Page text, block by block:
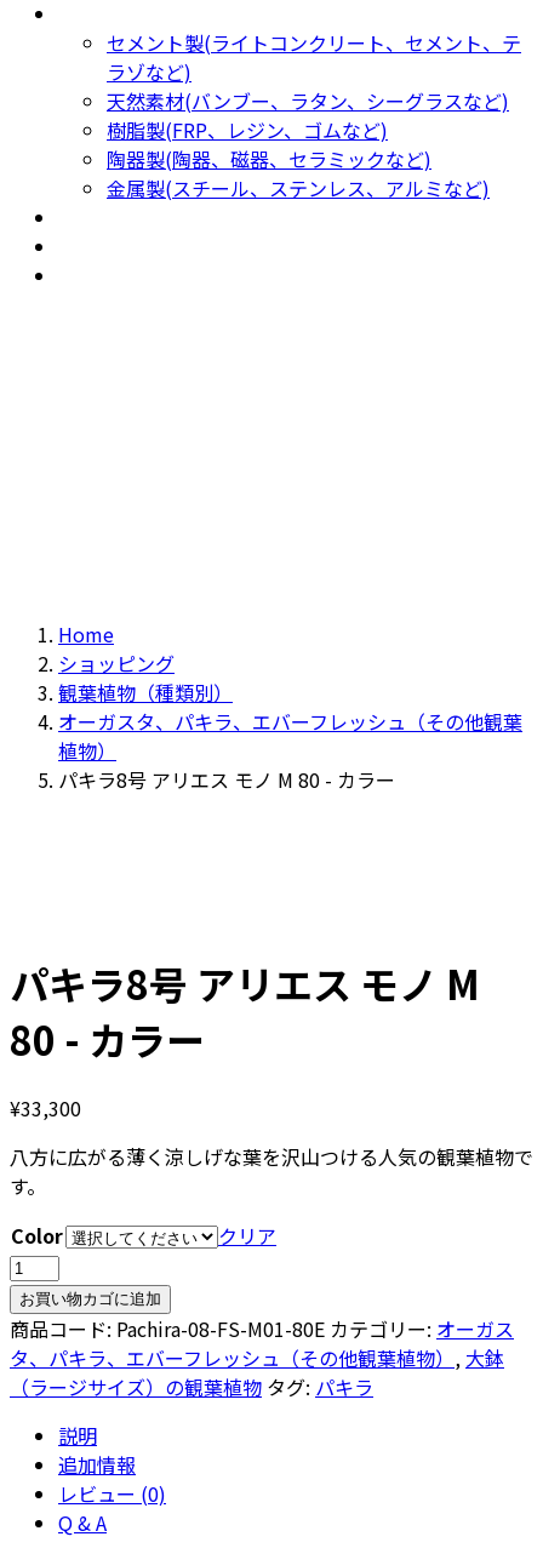
セメント製(ライトコンクリート、セメント、テ
ラゾなど)
天然素材(バンブー、ラタン、シーグラスなど)
樹脂製(FRP、レジン、ゴムなど)
陶器製(陶器、磁器、セラミックなど)
金属製(スチール、ステンレス、アルミなど)
Home
ショッピング
観葉植物（種類別）
オーガスタ、パキラ、エバーフレッシュ（その他観葉
植物）
パキラ8号 アリエス モノ M 80 - カラー
パキラ8号 アリエス モノ M
80 - カラー
¥33,300
八方に広がる薄く涼しげな葉を沢山つける人気の観葉植物で
す。
Color
クリア
パ
キ
ラ
8
号
お買い物カゴに追加
商品コード: Pachira-08-FS-M01-80E カテゴリー: オーガス
タ、パキラ、エバーフレッシュ（その他観葉植物） , 大鉢
（ラージサイズ）の観葉植物 タグ: パキラ
説明
追加情報
レビュー (0)
Q & A